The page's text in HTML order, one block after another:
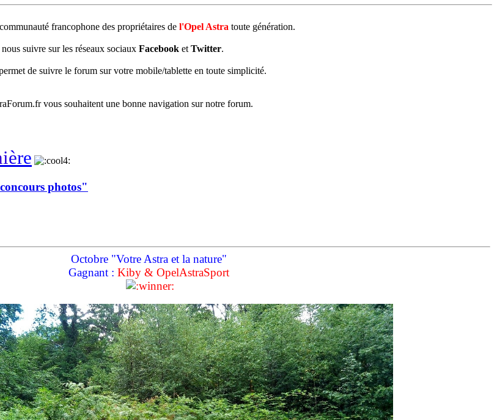
francophone des propriétaires de l'Opel Astra toute génération.
suivre sur les réseaux sociaux Facebooket Twitter.
de suivre le forum sur votre mobile/tablette en toute simplicité.
vous souhaitent une bonne navigation sur notre forum.
ière
photos"
Octobre "Votre Astra et la nature"
Gagnant : Kiby & OpelAstraSport